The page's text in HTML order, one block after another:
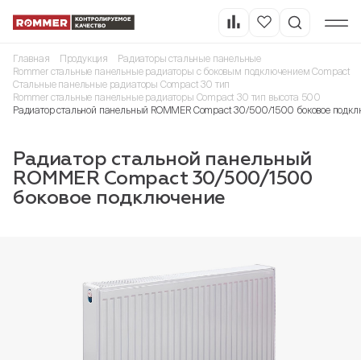
Главная Продукция
Радиаторы стальные панельные
Rommer стальные панельные радиаторы с боковым подключением Compact
Стальные панельные радиаторы Compact 30 тип
Rommer стальные панельные радиаторы Compact 30 тип высота 500
Радиатор стальной панельный ROMMER Compact 30/500/1500 боковое
Радиатор стальной панельный
ROMMER Compact 30/500/1500
боковое подключение